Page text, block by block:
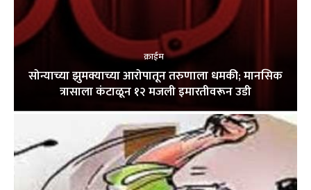
क्राईम
सोन्याच्या झुमक्याच्या आरोपातून तरुणाला धमकी; मानसिक
त्रासाला कंटाळून १२ मजली इमारतीवरून उडी